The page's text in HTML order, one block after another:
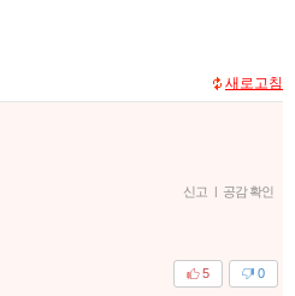
새로고침
신고 | 공감 확인
0
5